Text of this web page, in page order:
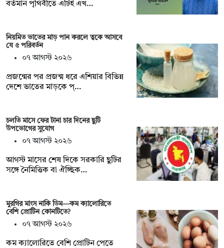
বর্তমান পৃথিবীতে এটিই এখ…
নিয়মিত ভাতের মাড় পান করলে ত্বকে আসবে
যে ৫ পরিবর্তন
০৭ আগস্ট ২০২৬
প্রজন্মের পর প্রজন্ম ধরে এশিয়ার বিভিন্ন
দেশে ভাতের মাড়কে প্…
চলতি মাসে ফের টানা চার দিনের ছুটি
উপভোগের সুযোগ
০৭ আগস্ট ২০২৬
আগস্ট মাসের শেষ দিকে সরকারি ছুটির
সঙ্গে নৈমিত্তিক বা ঐচ্ছিক…
মুরগির মাংস নাকি ডিম—কম ক্যালোরিতে
বেশি প্রোটিন কোনটিতে?
০৭ আগস্ট ২০২৬
কম ক্যালোরিতে বেশি প্রোটিন পেতে